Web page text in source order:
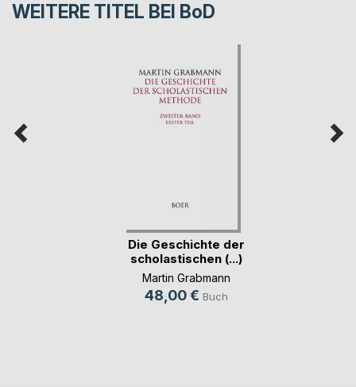
WEITERE TITEL BEI BoD
Die Geschichte der
scholastischen (...)
Martin Grabmann
48,00 € Buch